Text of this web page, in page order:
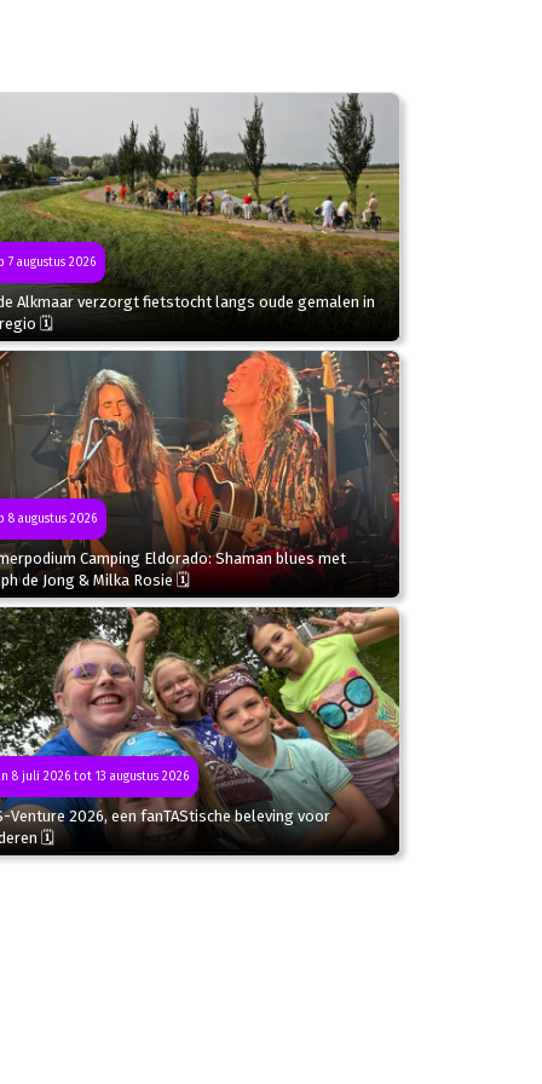
7 augustus 2026
Alkmaar verzorgt fietstocht langs oude gemalen in
🗓
8 augustus 2026
Camping Eldorado: Shaman blues met
de Jong & Milka Rosie 🗓
8 juli 2026 tot 13 augustus 2026
Venture 2026, een fanTAStische beleving voor
🗓